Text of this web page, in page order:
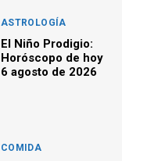
ASTROLOGÍA
El Niño Prodigio:
Horóscopo de hoy
6 agosto de 2026
COMIDA